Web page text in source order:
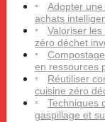
Adopter
achats
Valoriser
zéro déchet
en ressources
Réutiliser
cuisine zéro
Techniques
gaspillage et